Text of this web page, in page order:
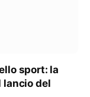
sport: la
lancio del